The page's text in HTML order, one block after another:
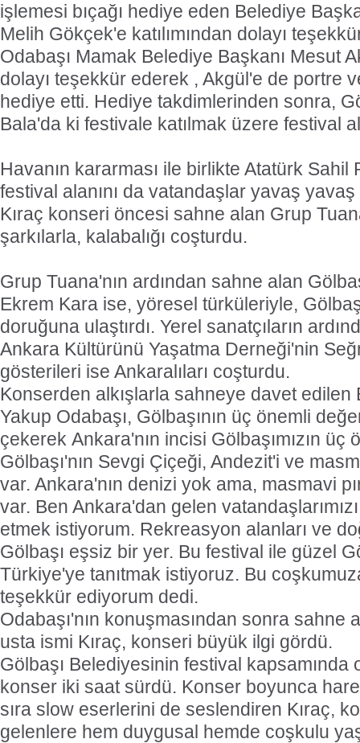
işlemesi bıçağı hediye eden Belediye
Melih Gökçek'e katılımından dolayı
Odabaşı Mamak Belediye Başkanı Mesut
dolayı teşekkür ederek , Akgül'e de portre
hediye etti. Hediye takdimlerinden sonra,
Bala'da ki festivale katılmak üzere festival
Havanın kararması ile birlikte Atatürk Sahil
festival alanını da vatandaşlar yavaş
Kıraç konseri öncesi sahne alan Grup
şarkılarla, kalabalığı coşturdu.
Grup Tuana'nın ardından sahne alan
Ekrem Kara ise, yöresel türküleriyle,
doruğuna ulaştırdı. Yerel sanatçıların
Ankara Kültürünü Yaşatma Derneği'nin
gösterileri ise Ankaralıları coşturdu.
Konserden alkışlarla sahneye davet edilen
Yakup Odabaşı, Gölbaşının üç önemli
çekerek Ankara'nın incisi Gölbaşımızın
Gölbaşı'nın Sevgi Çiçeği, Andezit'i ve
var. Ankara'nın denizi yok ama, masmavi
var. Ben Ankara'dan gelen
etmek istiyorum. Rekreasyon alanları ve
Gölbaşı eşsiz bir yer. Bu festival ile güzel
Türkiye'ye tanıtmak istiyoruz. Bu
teşekkür ediyorum dedi.
Odabaşı'nın konuşmasından sonra sahne
usta ismi Kıraç, konseri büyük ilgi gördü.
Gölbaşı Belediyesinin festival kapsamında
konser iki saat sürdü. Konser boyunca
sıra slow eserlerini de seslendiren Kıraç,
gelenlere hem duygusal hemde coşkulu